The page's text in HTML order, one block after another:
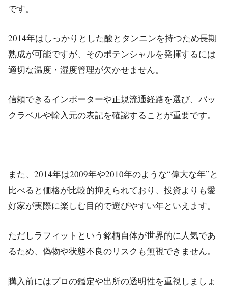
です。
2014年はしっかりとした酸とタンニンを持つため長期
熟成が可能ですが、そのポテンシャルを発揮するには
適切な温度・湿度管理が欠かせません。
信頼できるインポーターや正規流通経路を選び、バッ
クラベルや輸入元の表記を確認することが重要です。
また、2014年は2009年や2010年のような“偉大な年”と
比べると価格が比較的抑えられており、投資よりも愛
好家が実際に楽しむ目的で選びやすい年といえます。
ただしラフィットという銘柄自体が世界的に人気であ
るため、偽物や状態不良のリスクも無視できません。
購入前にはプロの鑑定や出所の透明性を重視しましょ